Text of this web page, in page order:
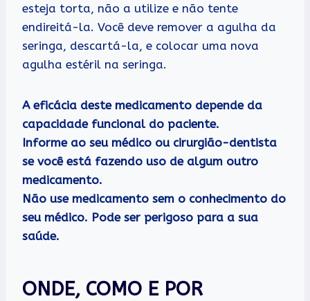
esteja torta, não a utilize e não tente
endireitá-la. Você deve remover a agulha da
seringa, descartá-la, e colocar uma nova
agulha estéril na seringa.
A eficácia deste medicamento depende da
capacidade funcional do paciente.
Informe ao seu médico ou cirurgião-dentista
se você está fazendo uso de algum outro
medicamento.
Não use medicamento sem o conhecimento do
seu médico. Pode ser perigoso para a sua
saúde.
ONDE, COMO E POR